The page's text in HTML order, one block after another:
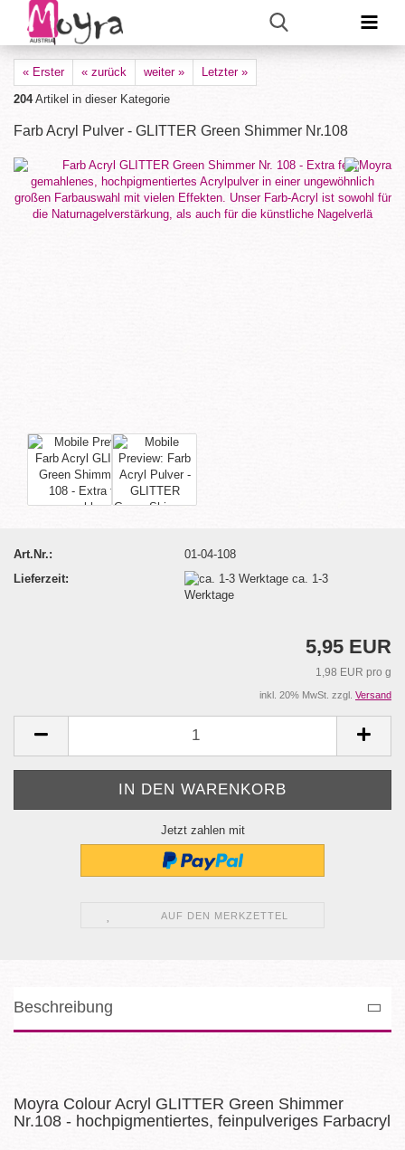
« Erster « zurück weiter »
Letzter »
204Artikel in dieser Kategorie
Farb Acryl Pulver - GLITTER Green Shimmer Nr.108
Art.Nr.:
01-04-108
Lieferzeit:
ca. 1-3
Werktage
5,95 EUR
1,98 EUR pro g
inkl. 20% MwSt. zzgl. Versand
Jetzt zahlen mit
AUF DEN MERKZETTEL
Beschreibung
Moyra Colour Acryl GLITTER Green Shimmer
Nr.108 - hochpigmentiertes, feinpulveriges Farbacryl